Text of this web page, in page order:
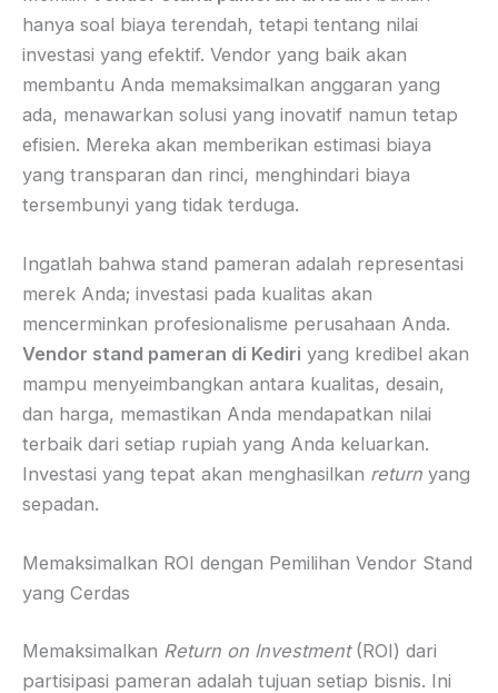
hanya soal biaya terendah, tetapi tentang nilai
investasi yang efektif. Vendor yang baik akan
membantu Anda memaksimalkan anggaran yang
ada, menawarkan solusi yang inovatif namun tetap
efisien. Mereka akan memberikan estimasi biaya
yang transparan dan rinci, menghindari biaya
tersembunyi yang tidak terduga.
Ingatlah bahwa stand pameran adalah representasi
merek Anda; investasi pada kualitas akan
mencerminkan profesionalisme perusahaan Anda.
Vendor stand pameran di Kediri yang kredibel akan
mampu menyeimbangkan antara kualitas, desain,
dan harga, memastikan Anda mendapatkan nilai
terbaik dari setiap rupiah yang Anda keluarkan.
Investasi yang tepat akan menghasilkan return yang
sepadan.
Memaksimalkan ROI dengan Pemilihan Vendor Stand
yang Cerdas
Memaksimalkan Return on Investment(ROI) dari
partisipasi pameran adalah tujuan setiap bisnis. Ini